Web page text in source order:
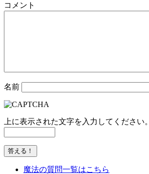
コメント
名前
上に表示された文字を入力してください。
魔法の質問一覧はこちら